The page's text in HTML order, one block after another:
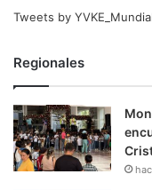
Tweets by YVKE_Mundial
Regionales